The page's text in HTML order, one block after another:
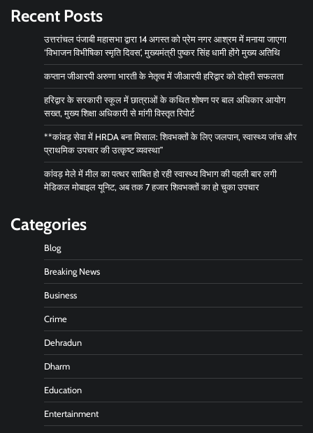
Recent Posts
उत्तरांचल पंजाबी महासभा द्वारा 14 अगस्त को प्रेम नगर आश्रम में मनाया जाएगा
‘विभाजन विभीषिका स्मृति दिवस’, मुख्यमंत्री पुष्कर सिंह धामी होंगे मुख्य अतिथि
कप्तान जीआरपी अरुणा भारती के नेतृत्व में जीआरपी हरिद्वार को दोहरी सफलता
हरिद्वार के सरकारी स्कूल में छात्राओं के कथित शोषण पर बाल अधिकार आयोग
सख्त, मुख्य शिक्षा अधिकारी से मांगी विस्तृत रिपोर्ट
**कांवड़ सेवा में HRDA बना मिसाल: शिवभक्तों के लिए जलपान, स्वास्थ्य जांच और
प्राथमिक उपचार की उत्कृष्ट व्यवस्था”
कांवड़ मेले में मील का पत्थर साबित हो रही स्वास्थ्य विभाग की पहली बार लगी
मेडिकल मोबाइल यूनिट, अब तक 7 हजार शिवभक्तों का हो चुका उपचार
Categories
Blog
Breaking News
Business
Crime
Dehradun
Dharm
Education
Entertainment